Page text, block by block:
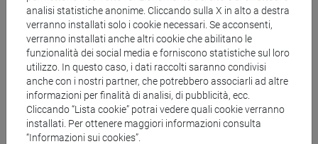
interessati a commissionare in futuro alla struttura attività
di sviluppo e ricerca in molteplici settori quali le
biotecnologie e la bioindustria: tra loro Kbio, Officianae Bio,
Zoppas Industries, Labomar, Hello Tomorrow, Gruppo Abbi,
Vivai Cooperativi Rauscedo e Signify, con Cisco e Dell
Technologies come aziende tech.
analisi statistiche anonime. Cliccando sulla X in alto a destra
verranno installati solo i cookie necessari. Se acconsenti,
verranno installati anche altri cookie che abilitano le
funzionalità dei social media e forniscono statistiche sul loro
utilizzo. In questo caso, i dati raccolti saranno condivisi
anche con i nostri partner, che potrebbero associarli ad altre
informazioni per finalità di analisi, di pubblicità, ecc.
Cliccando “Lista cookie” potrai vedere quali cookie verranno
installati. Per ottenere maggiori informazioni consulta
“Informazioni sui cookies”.